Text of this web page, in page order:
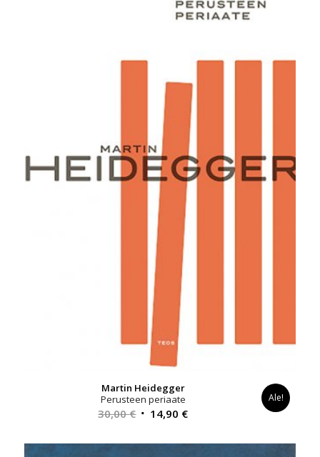
Martin Heidegger
Perusteen periaate
30,00€ Alkuperäinen
oli:
14,90 €Nykyinen
on:
Ale!